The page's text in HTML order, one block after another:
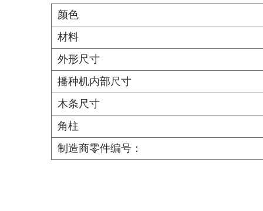
颜色
材料
外形尺寸
播种机内部尺寸
木条尺寸
角柱
制造商零件编号：